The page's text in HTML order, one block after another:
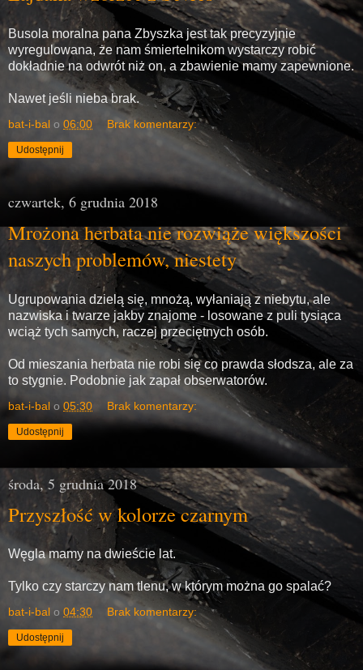
Busola moralna pana Zbyszka jest tak precyzyjnie
wyregulowana, że nam śmiertelnikom wystarczy robić
dokładnie na odwrót niż on, a zbawienie mamy zapewnione.
Nawet jeśli nieba brak.
bat-i-bal o 06:00 Brak komentarzy:
Udostępnij
czwartek, 6 grudnia 2018
Mrożona herbata nie rozwiąże większości
naszych problemów, niestety
Ugrupowania dzielą się, mnożą, wyłaniają z niebytu, ale
nazwiska i twarze jakby znajome - losowane z puli tysiąca
wciąż tych samych, raczej przeciętnych osób.
Od mieszania herbata nie robi się co prawda słodsza, ale za
to stygnie. Podobnie jak zapał obserwatorów.
bat-i-bal o 05:30 Brak komentarzy:
Udostępnij
środa, 5 grudnia 2018
Przyszłość w kolorze czarnym
Węgla mamy na dwieście lat.
Tylko czy starczy nam tlenu, w którym można go spalać?
bat-i-bal o 04:30 Brak komentarzy:
Udostępnij